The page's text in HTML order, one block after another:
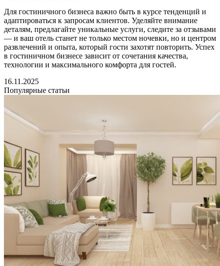
Для гостиничного бизнеса важно быть в курсе тенденций и
адаптироваться к запросам клиентов. Уделяйте внимание
деталям, предлагайте уникальные услуги, следите за отзывами
— и ваш отель станет не только местом ночевки, но и центром
развлечений и опыта, который гости захотят повторить. Успех
в гостиничном бизнесе зависит от сочетания качества,
технологии и максимального комфорта для гостей.
16.11.2025
Популярные статьи